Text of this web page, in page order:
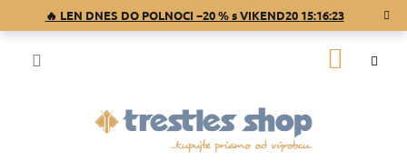
🔥 LEN DNES DO POLNOCI −20 % s VIKEND20 15:16:23